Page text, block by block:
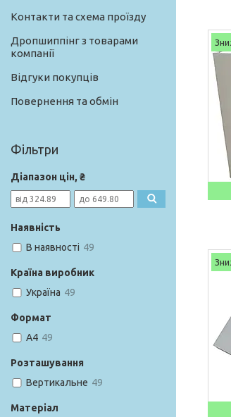
Контакти та схема проїзду
Дропшиппінг з товарами
компанії
Відгуки покупців
Повернення та обмін
Фільтри
Діапазон цін, ₴
Наявність
В наявності 49
Країна виробник
Україна 49
Формат
A4 49
Розташування
Вертикальне 49
Матеріал